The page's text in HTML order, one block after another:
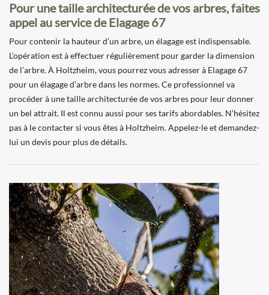
Pour une taille architecturée de vos arbres, faites
appel au service de Elagage 67
Pour contenir la hauteur d’un arbre, un élagage est indispensable.
L’opération est à effectuer régulièrement pour garder la dimension
de l’arbre. À Holtzheim, vous pourrez vous adresser à Elagage 67
pour un élagage d’arbre dans les normes. Ce professionnel va
procéder à une taille architecturée de vos arbres pour leur donner
un bel attrait. Il est connu aussi pour ses tarifs abordables. N’hésitez
pas à le contacter si vous êtes à Holtzheim. Appelez-le et demandez-
lui un devis pour plus de détails.